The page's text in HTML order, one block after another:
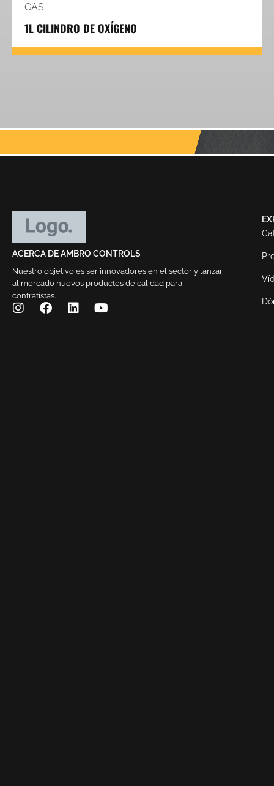
GAS
1L CILINDRO DE OXÍGENO
ACERCA DE AMBRO CONTROLS
Nuestro objetivo es ser innovadores en el sector y lanzar
al mercado nuevos productos de calidad para
contratistas.